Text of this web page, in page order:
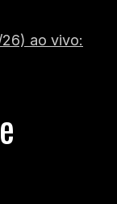
ao vivo: